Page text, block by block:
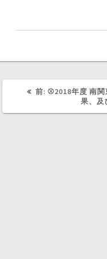
ィ
で
ま
す
)
く
(
い
ウ
ィ
ド
前: 前
⚾2018年度 南
果、及